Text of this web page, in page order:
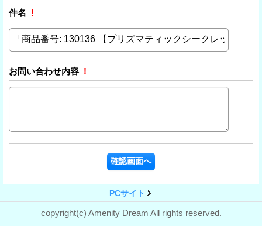
件名 !
お問い合わせ内容 !
PCサイト
copyright(c) Amenity Dream All rights reserved.